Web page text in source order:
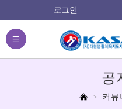
로그인
전체메뉴
홈 커뮤
공